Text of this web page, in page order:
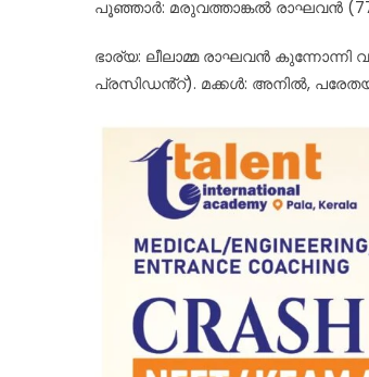
പൂഞ്ഞാർ: മരുവത്താങ്കൽ രാഘവൻ (77)
ഭാര്യ: ലീലാമ്മ രാഘവൻ
പ്രസിഡൻ്റ്). മക്കൾ: അനിൽ,